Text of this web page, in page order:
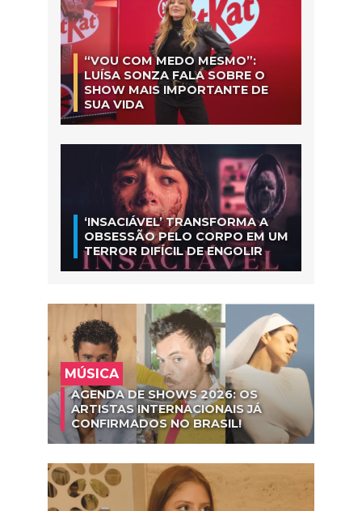
“VOU COM MEDO MESMO”:
LUÍSA SONZA FALA SOBRE O
SHOW MAIS IMPORTANTE DE
SUA VIDA
‘INSACIÁVEL’ TRANSFORMA A
OBSESSÃO PELO CORPO EM UM
TERROR DIFÍCIL DE ENGOLIR
MÚSICA
AGENDA DE SHOWS 2026: OS
ARTISTAS INTERNACIONAIS JÁ
CONFIRMADOS NO BRASIL!